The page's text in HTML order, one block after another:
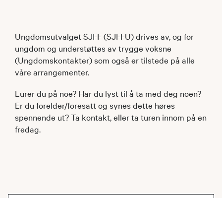
Ungdomsutvalget SJFF (SJFFU) drives av, og for
ungdom og understøttes av trygge voksne
(Ungdomskontakter) som også er tilstede på alle
våre arrangementer.
Lurer du på noe? Har du lyst til å ta med deg noen?
Er du forelder/foresatt og synes dette høres
spennende ut? Ta kontakt, eller ta turen innom på en
fredag.